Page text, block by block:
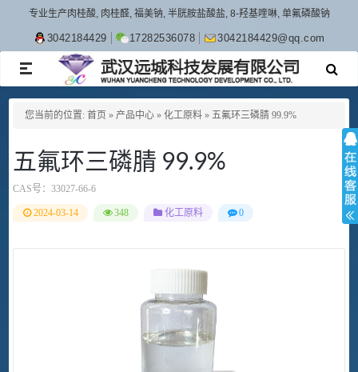
专业生产肉桂酸, 肉桂醛, 福美钠, 半胱胺盐酸盐, 8-羟基喹啉, 单氟磷酸钠
3042184429 17282536078 3042184429@qq.com
TOGGLE
NAVIGATION
您当前的位置: 首页 » 产品中心 » 化工原料 » 五氟环三磷腈 99.9%
五氟环三磷腈 99.9%
CAS号： 33027-66-6
2024-03-14 348 化工原料 0